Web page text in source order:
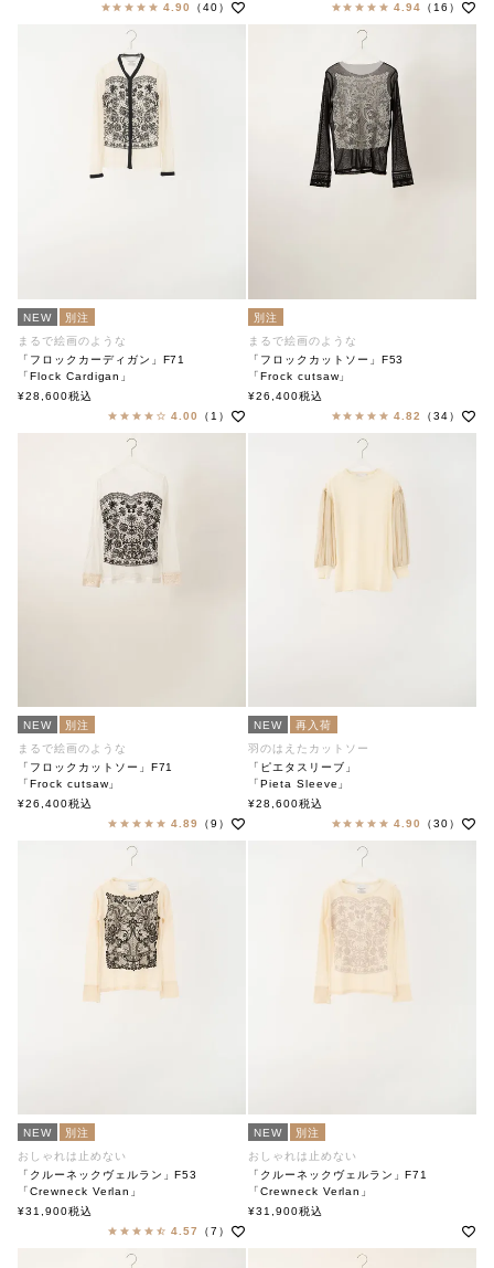
4.90
（40）
4.94
（16）
NEW
別注
まるで絵画のような
「フロックカーディガン」F71
「Flock Cardigan」
soutiencollar（ステンカラー）
¥28,600税込
4.00
（1）
別注
まるで絵画のような
「フロックカットソー」F53
「Frock cutsaw」
soutiencollar（ステンカラー）
¥26,400税込
4.82
（34）
NEW
別注
まるで絵画のような
「フロックカットソー」F71
「Frock cutsaw」
soutiencollar×ANTIPAST
¥26,400税込
4.89
（9）
NEW
再入荷
羽のはえたカットソー
「ピエタスリーブ」
「Pieta Sleeve」
soutiencollar
¥28,600税込
4.90
（30）
NEW
別注
おしゃれは止めない
「クルーネックヴェルラン」F53
「Crewneck Verlan」
soutiencollar×ANTIPAST
ステンカラー×アンティパスト
¥31,900税込
4.57
（7）
NEW
別注
おしゃれは止めない
「クルーネックヴェルラン」F71
「Crewneck Verlan」
soutiencollar×ANTIPAST
¥31,900税込